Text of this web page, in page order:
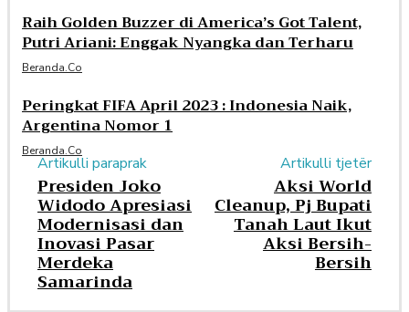
Raih Golden Buzzer di America’s Got Talent,
Putri Ariani: Enggak Nyangka dan Terharu
Beranda.co
Peringkat FIFA April 2023 : Indonesia Naik,
Argentina Nomor 1
Beranda.co
Artikulli paraprak
Presiden Joko
Widodo Apresiasi
Modernisasi dan
Inovasi Pasar
Merdeka
Samarinda
Artikulli tjetër
Aksi World
Cleanup, Pj Bupati
Tanah Laut Ikut
Aksi Bersih-
Bersih